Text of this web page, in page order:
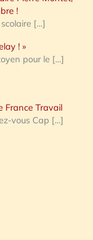
!
[…]
! »
pour le […]
France Travail
vous Cap […]